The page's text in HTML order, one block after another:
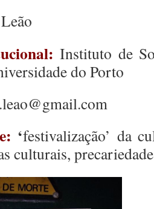
Instituto de
do Porto
‘festivalização’ da
culturais,